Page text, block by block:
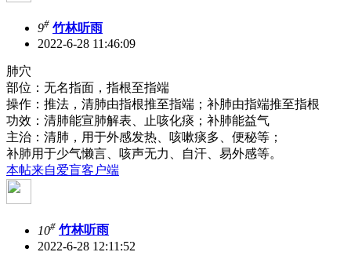
9# 竹林听雨
2022-6-28 11:46:09
肺穴
部位：无名指面，指根至指端
操作：推法，清肺由指根推至指端；补肺由指端推至指根
功效：清肺能宣肺解表、止咳化痰；补肺能益气
主治：清肺，用于外感发热、咳嗽痰多、便秘等；
补肺用于少气懒言、咳声无力、自汗、易外感等。
本帖来自爱盲客户端
10# 竹林听雨
2022-6-28 12:11:52